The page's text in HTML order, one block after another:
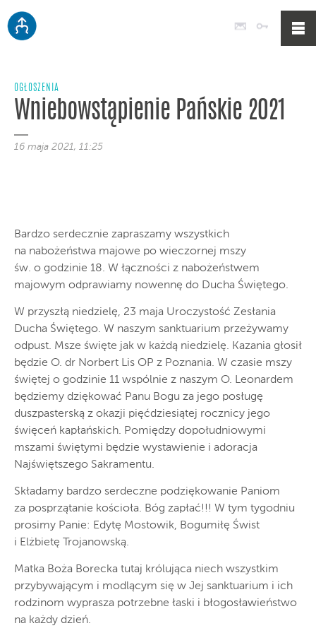
Poczta
OGŁOSZENIA
Wniebowstąpienie Pańskie 2021
16 maja 2021, 11:25
Bardzo serdecznie zapraszamy wszystkich
na nabożeństwa majowe po wieczornej mszy
św. o godzinie 18. W łączności z nabożeństwem
majowym odprawiamy nowennę do Ducha Świętego.
W przyszłą niedzielę, 23 maja Uroczystość Zesłania
Ducha Świętego. W naszym sanktuarium przeżywamy
odpust. Msze święte jak w każdą niedzielę. Kazania głosił
będzie O. dr Norbert Lis OP z Poznania. W czasie mszy
świętej o godzinie 11 wspólnie z naszym O. Leonardem
będziemy dziękować Panu Bogu za jego posługę
duszpasterską z okazji pięćdziesiątej rocznicy jego
święceń kapłańskich. Pomiędzy dopołudniowymi
mszami świętymi będzie wystawienie i adoracja
Najświętszego Sakramentu.
Składamy bardzo serdeczne podziękowanie Paniom
za posprzątanie kościoła. Bóg zapłać!!! W tym tygodniu
prosimy Panie: Edytę Mostowik, Bogumiłę Świst
i Elżbietę Trojanowską.
Matka Boża Borecka tutaj królująca niech wszystkim
przybywającym i modlącym się w Jej sanktuarium i ich
rodzinom wyprasza potrzebne łaski i błogosławieństwo
na każdy dzień.